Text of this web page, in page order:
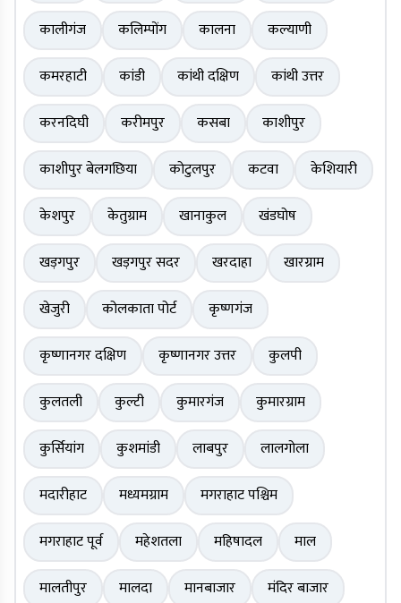
कालीगंज
कलिम्पोंग कालना
कल्याणी
कमरहाटी
कांडी कांथी दक्षिण
कांथी उत्तर
करनदिघी
करीमपुर कसबा
काशीपुर
काशीपुर बेलगछिया
कोटुलपुर कटवा
केशियारी
केशपुर
केतुग्राम खानाकुल
खंडघोष
खड़गपुर
खड़गपुर सदर खरदाहा
खारग्राम
खेजुरी
कोलकाता पोर्ट
कृष्णगंज
कृष्णानगर दक्षिण
कृष्णानगर उत्तर
कुलपी
कुलतली
कुल्टी कुमारगंज
कुमारग्राम
कुर्सियांग
कुशमांडी लाबपुर
लालगोला
मदारीहाट
मध्यमग्राम
मगराहाट पश्चिम
मगराहाट पूर्व
महेशतला महिषादल
माल
मालतीपुर
मालदा मानबाजार मंदिर बाजार